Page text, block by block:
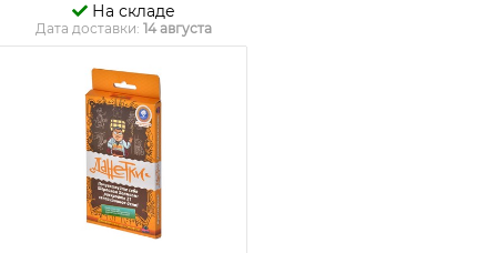
На складе
Дата доставки: 14 августа